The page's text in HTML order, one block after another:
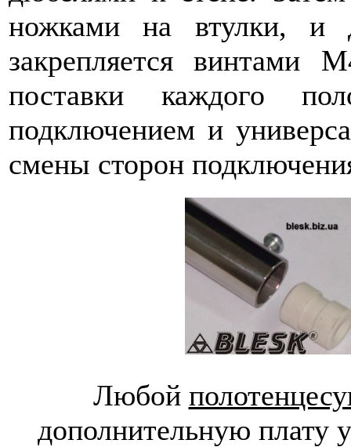
ножками на втулки, и
закрепляется винтами
поставки каждого
подключением и
смены сторон
Любой
дополнительную плату